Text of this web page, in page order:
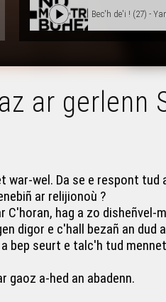
Bec'h de'i ! (27) -
Bec'h de'i ! (25) -
Bec'h de'i ! 2 –
Bec'h de'i ! 1 –
ar gerlenn
wel. Da se e respont
ar relijionoù ?
hag a zo disheñvel-
digor e c'hall bezañ an dud
bep seurt e talc'h tud
gaoz a-hed an abadenn.